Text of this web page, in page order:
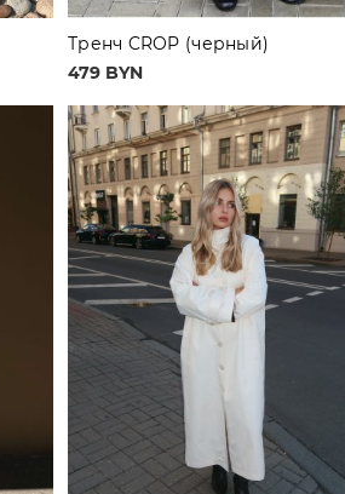
Тренч CROP (черный)
479 BYN